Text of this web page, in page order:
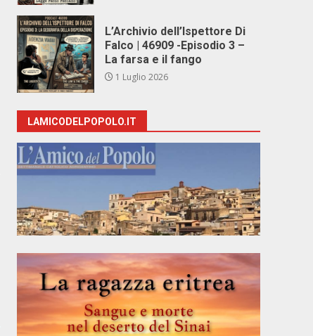
L’Archivio dell’Ispettore Di
Falco | 46909 -Episodio 3 –
La farsa e il fango
1 Luglio 2026
LAMICODELPOPOLO.IT